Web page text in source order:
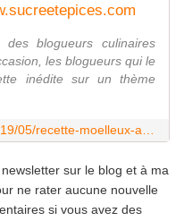
blogueurs culinaires
les blogueurs qui le
inédite sur un thème
sur le blog et à ma
ne rater aucune nouvelle
si vous avez des